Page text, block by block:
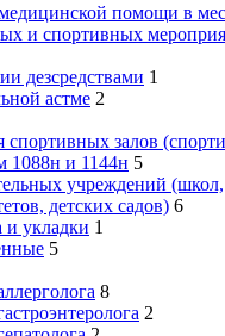
помощи в
и спортивных
дезсредствами 1
астме 2
залов
1088н и 1144н 5
учреждений (школ,
детских садов) 6
и укладки 1
5
8
2